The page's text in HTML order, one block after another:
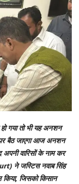
गया तो भी यह अनशन
बैठ जाएगा आज अनशन
वारिसों के नाम कर
ने जस्टिस नवाब सिंह
किया, जिसको किसान